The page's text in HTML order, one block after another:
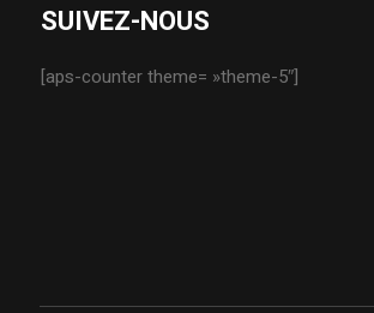
SUIVEZ-NOUS
[aps-counter theme= »theme-5″]